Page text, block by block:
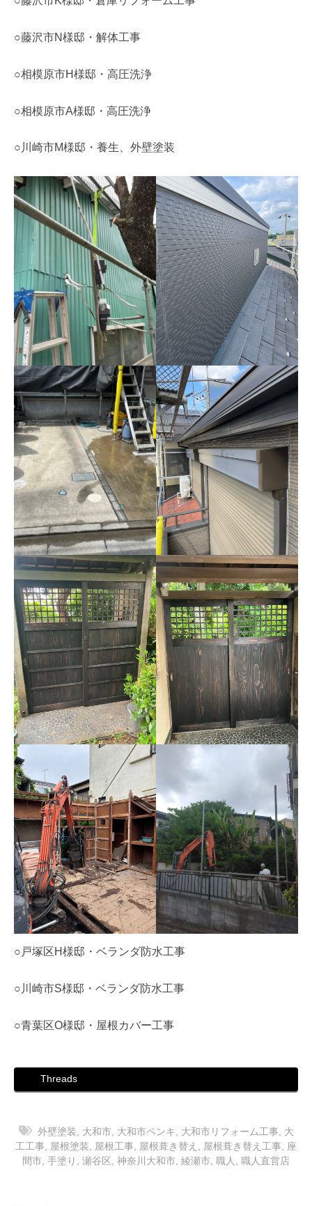
○藤沢市N様邸・解体工事
○相模原市H様邸・高圧洗浄
○相模原市A様邸・高圧洗浄
○川崎市M様邸・養生、外壁塗装
○戸塚区H様邸・ベランダ防水工事
○川崎市S様邸・ベランダ防水工事
○青葉区O様邸・屋根カバー工事
Threads
外壁塗装 大和市 大和市ペンキ 大和市リフォーム工事 大
工工事
屋根塗装 屋根工事 屋根葺き替え 屋根葺き替え工事
座
間市 手塗り 瀬谷区 神奈川大和市 綾瀬市 職人 職人直営店